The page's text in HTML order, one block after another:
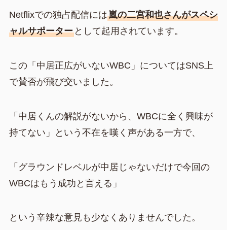
Netflixでの独占配信には嵐の二宮和也さんがスペシ
ャルサポーターとして起用されています。
この「中居正広がいないWBC」についてはSNS上
で賛否が飛び交いました。
「中居くんの解説がないから、WBCに全く興味が
持てない」という不在を嘆く声がある一方で、
「グラウンドレベルが中居じゃないだけで今回の
WBCはもう成功と言える」
という辛辣な意見も少なくありませんでした。